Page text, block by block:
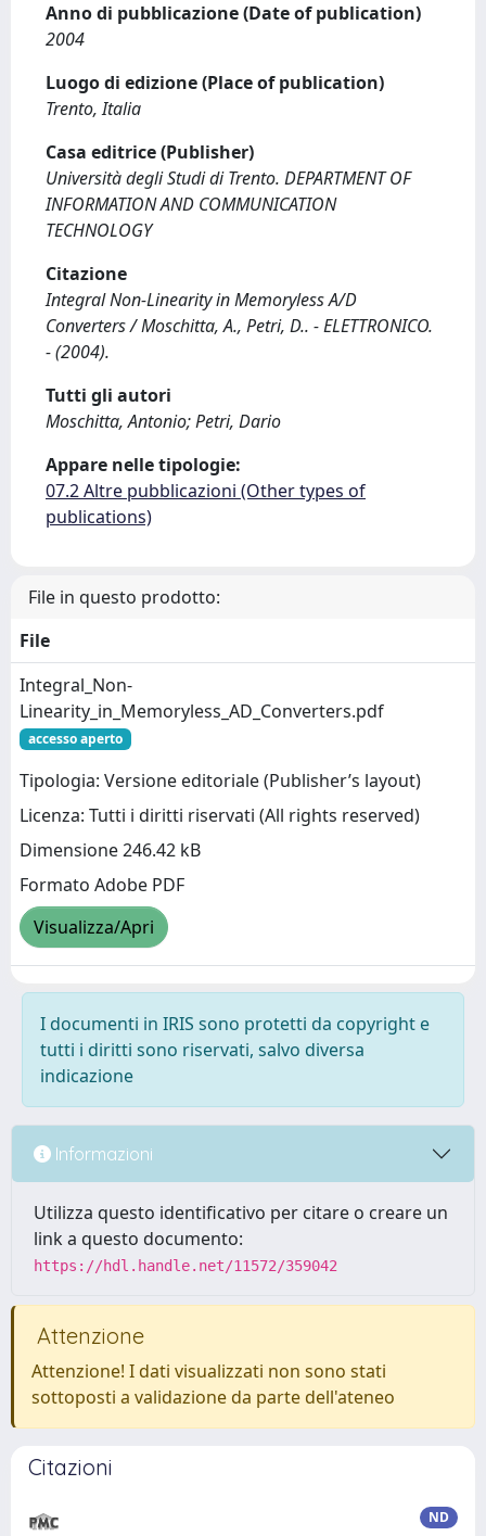
Anno di pubblicazione (Date of publication)
2004
Luogo di edizione (Place of publication)
Trento, Italia
Casa editrice (Publisher)
Università degli Studi di Trento. DEPARTMENT OF
INFORMATION AND COMMUNICATION
TECHNOLOGY
Citazione
Integral Non-Linearity in Memoryless A/D
Converters / Moschitta, A., Petri, D.. - ELETTRONICO.
- (2004).
Tutti gli autori
Moschitta, Antonio; Petri, Dario
Appare nelle tipologie:
07.2 Altre pubblicazioni (Other types of
publications)
File in questo prodotto:
File
Integral_Non-
Linearity_in_Memoryless_AD_Converters.pdf
accesso aperto
Tipologia: Versione editoriale (Publisher’s layout)
Licenza: Tutti i diritti riservati (All rights reserved)
Dimensione 246.42 kB
Formato Adobe PDF
Visualizza/Apri
I documenti in IRIS sono protetti da copyright e
tutti i diritti sono riservati, salvo diversa
indicazione
Informazioni
Utilizza questo identificativo per citare o creare un
link a questo documento:
https://hdl.handle.net/11572/359042
Attenzione
Attenzione! I dati visualizzati non sono stati
sottoposti a validazione da parte dell'ateneo
Citazioni
ND